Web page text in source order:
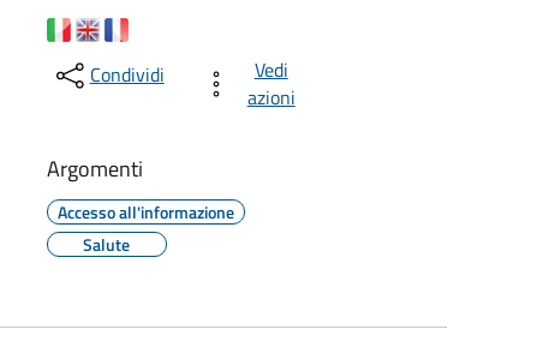
Condividi
Vedi
azioni
Argomenti
Accesso all'informazione
Salute